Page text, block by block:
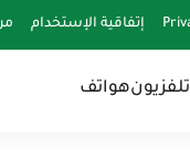
إتفاقية الإستخدام
تلفزيونهواتف